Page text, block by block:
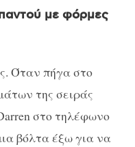
με φόρμες
Όταν πήγα στο
της σειράς
στο τηλέφωνο
βόλτα έξω για να